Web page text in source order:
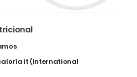
it (international